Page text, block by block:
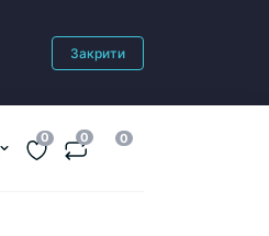
Закрити
0 0 0